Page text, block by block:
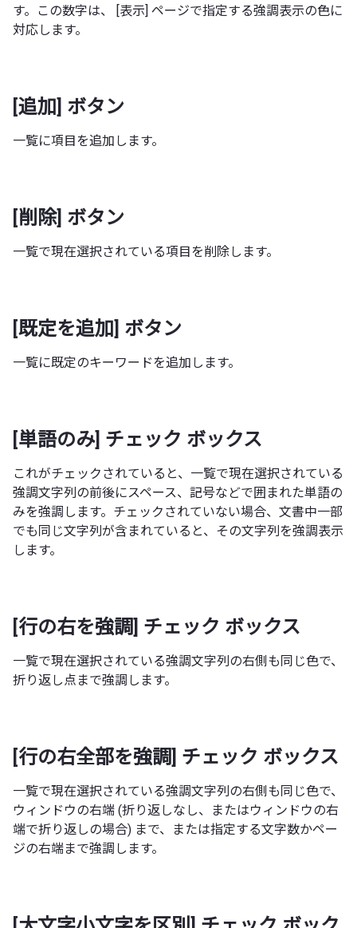
す。この数字は、 [表示] ページで指定する強調表示の色に
対応します。
[追加] ボタン
一覧に項目を追加します。
[削除] ボタン
一覧で現在選択されている項目を削除します。
[既定を追加] ボタン
一覧に既定のキーワードを追加します。
[単語のみ] チェック ボックス
これがチェックされていると、一覧で現在選択されている
強調文字列の前後にスペース、記号などで囲まれた単語の
みを強調します。チェックされていない場合、文書中一部
でも同じ文字列が含まれていると、その文字列を強調表示
します。
[行の右を強調] チェック ボックス
一覧で現在選択されている強調文字列の右側も同じ色で、
折り返し点まで強調します。
[行の右全部を強調] チェック ボックス
一覧で現在選択されている強調文字列の右側も同じ色で、
ウィンドウの右端 (折り返しなし、またはウィンドウの右
端で折り返しの場合) まで、または指定する文字数かペー
ジの右端まで強調します。